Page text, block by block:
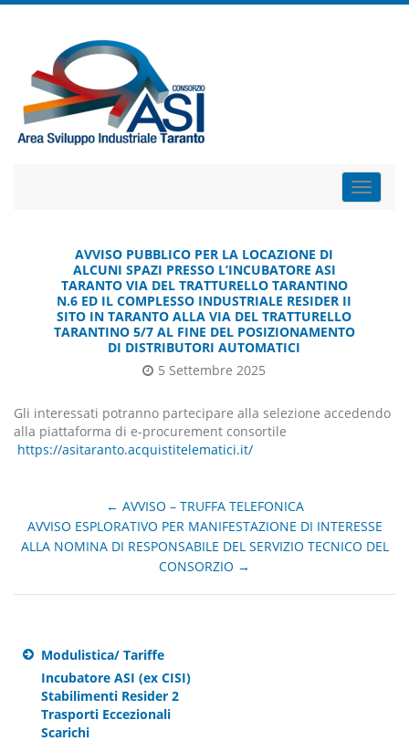
Toggle
AVVISO PUBBLICO PER LA LOCAZIONE DI
ALCUNI SPAZI PRESSO L’INCUBATORE ASI
TARANTO VIA DEL TRATTURELLO TARANTINO
N.6 ED IL COMPLESSO INDUSTRIALE RESIDER II
SITO IN TARANTO ALLA VIA DEL TRATTURELLO
TARANTINO 5/7 AL FINE DEL POSIZIONAMENTO
DI DISTRIBUTORI AUTOMATICI
5 Settembre 2025
Gli interessati potranno partecipare alla selezione accedendo
alla piattaforma di e-procurement consortile
https://asitaranto.acquistitelematici.it/
← AVVISO – TRUFFA TELEFONICA
AVVISO ESPLORATIVO PER MANIFESTAZIONE DI INTERESSE
ALLA NOMINA DI RESPONSABILE DEL SERVIZIO TECNICO DEL
CONSORZIO →
Modulistica/ Tariffe
Incubatore ASI (ex CISI)
Stabilimenti Resider 2
Trasporti Eccezionali
Scarichi